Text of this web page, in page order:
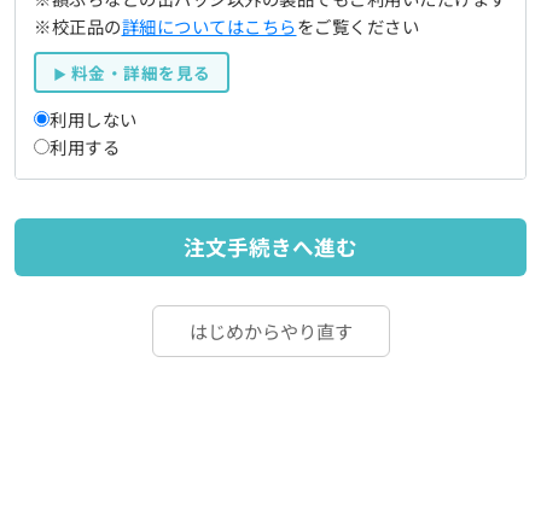
※校正品の詳細についてはこちらをご覧ください
料金・詳細を見る
利用しない
利用する
注文手続きへ進む
はじめからやり直す